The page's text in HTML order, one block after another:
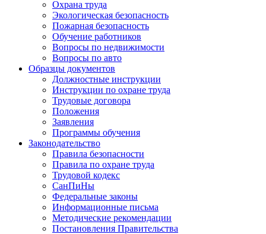
Охрана труда
Экологическая безопасность
Пожарная безопасность
Обучение работников
Вопросы по недвижимости
Вопросы по авто
Образцы документов
Должностные инструкции
Инструкции по охране труда
Трудовые договора
Положения
Заявления
Программы обучения
Законодательство
Правила безопасности
Правила по охране труда
Трудовой кодекс
СанПиНы
Федеральные законы
Информационные письма
Методические рекомендации
Постановления Правительства